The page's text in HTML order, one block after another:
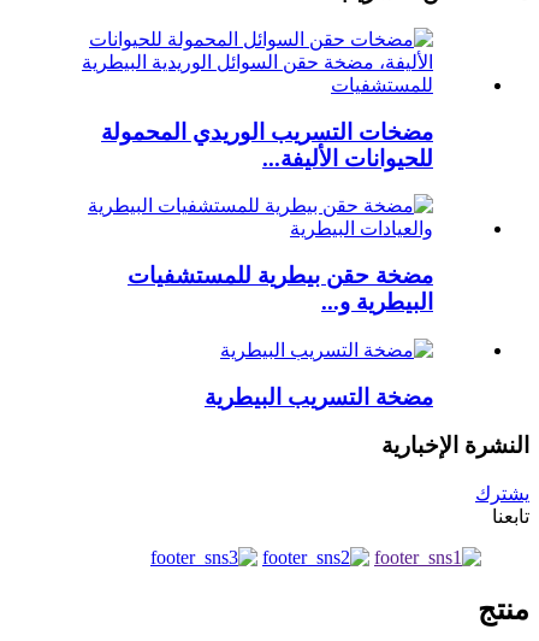
مضخات التسريب الوريدي المحمولة
للحيوانات الأليفة...
مضخة حقن بيطرية للمستشفيات
البيطرية و...
مضخة التسريب البيطرية
النشرة الإخبارية
يشترك
تابعنا
منتج